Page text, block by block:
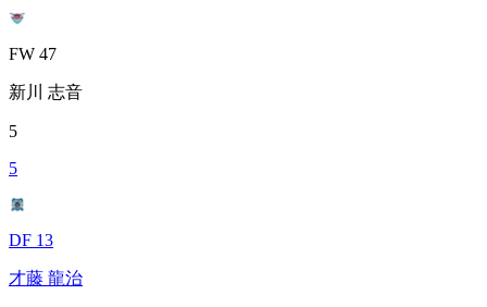
FW 47
新川 志音
5
5
DF 13
才藤 龍治